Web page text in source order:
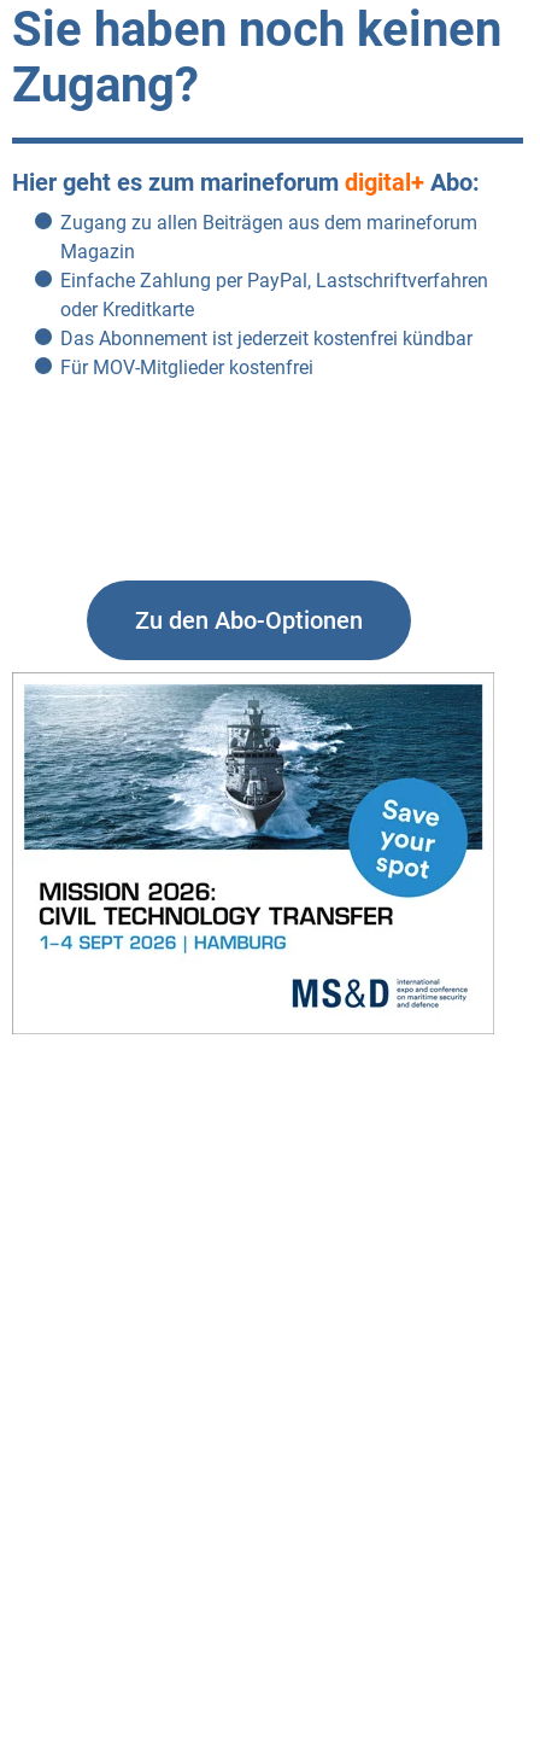
Sie haben noch keinen
Zugang?
Hier geht es zum marineforum digital+ Abo:
Zugang zu allen Beiträgen aus dem marineforum
Magazin
Einfache Zahlung per PayPal, Lastschriftverfahren
oder Kreditkarte
Das Abonnement ist jederzeit kostenfrei kündbar
Für MOV-Mitglieder kostenfrei
Zu den Abo-Optionen